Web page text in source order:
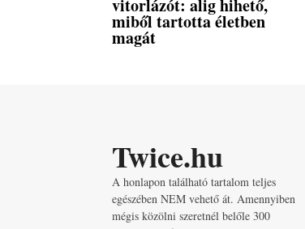
vitorlázót: alig hihető,
miből tartotta életben
magát
Twice.hu
A honlapon található tartalom teljes
egészében NEM vehető át. Amennyiben
mégis közölni szeretnél belőle 300